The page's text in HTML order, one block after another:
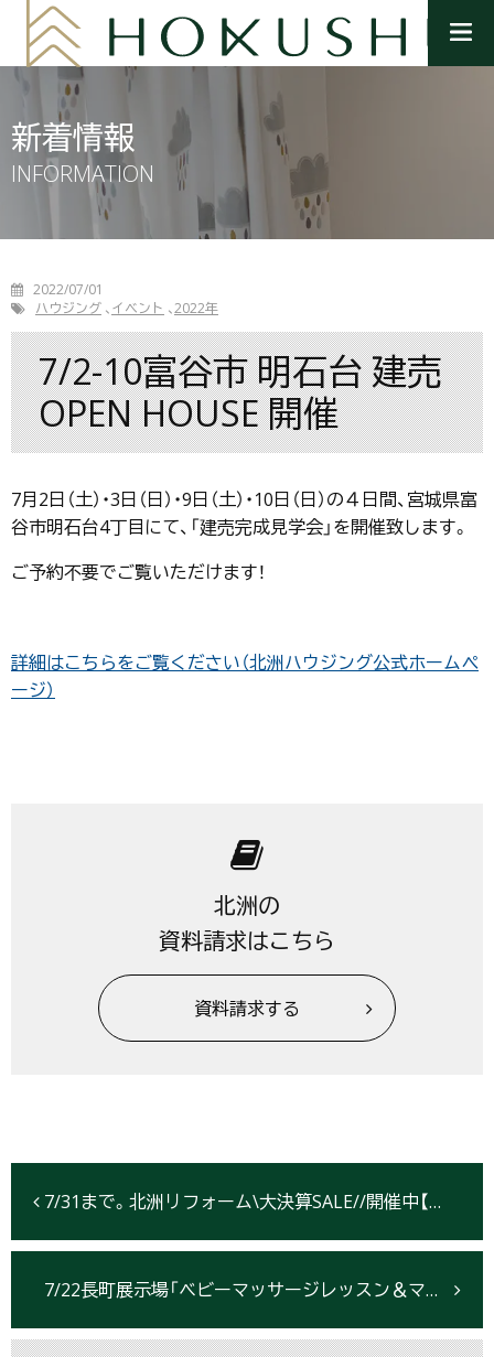
ニ
新着情報
INFORMATION
2022/07/01
ハウジング イベント 2022年
7/2-10富谷市 明石台 建売
OPEN HOUSE 開催
7月2日（土）・3日（日）・9日（土）・10日（日）の４日間、宮城県富
谷市明石台4丁目にて、「建売完成見学会」を開催致します。
ご予約不要でご覧いただけます！
詳細はこちらをご覧ください（北洲ハウジング公式ホームペ
ージ）
北洲の
資料請求はこちら
資料請求する
7/31まで。北洲リフォーム\大決算SALE//開催中【仙台市】
7/22長町展示場「ベビーマッサージレッスン＆ママのための節約・教育セミナー」開催